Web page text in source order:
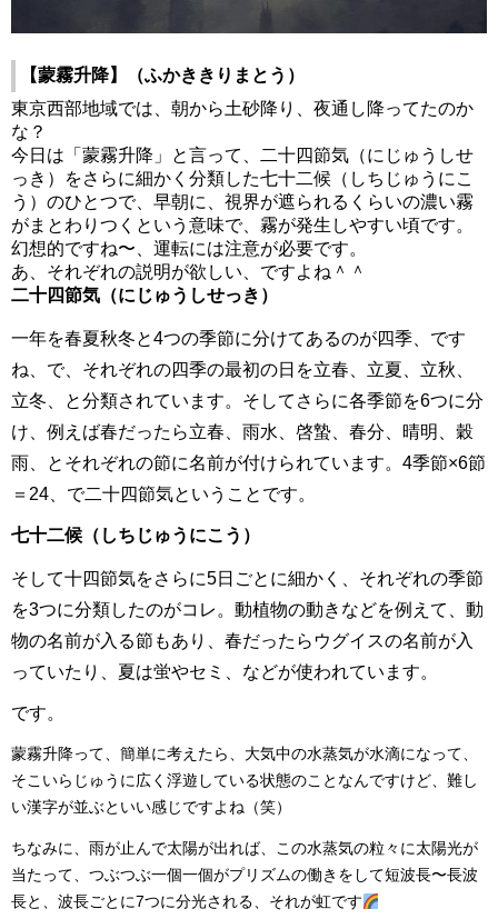
【蒙霧升降】（ふかききりまとう）
東京西部地域では、朝から土砂降り、夜通し降ってたのか
な？
今日は「蒙霧升降」と言って、二十四節気（にじゅうしせ
っき）をさらに細かく分類した七十二候（しちじゅうにこ
う）のひとつで、早朝に、視界が遮られるくらいの濃い霧
がまとわりつくという意味で、霧が発生しやすい頃です。
幻想的ですね〜、運転には注意が必要です。
あ、それぞれの説明が欲しい、ですよね＾＾
二十四節気（にじゅうしせっき）
一年を春夏秋冬と4つの季節に分けてあるのが四季、です
ね、で、それぞれの四季の最初の日を立春、立夏、立秋、
立冬、と分類されています。そしてさらに各季節を6つに分
け、例えば春だったら立春、雨水、啓蟄、春分、晴明、穀
雨、とそれぞれの節に名前が付けられています。4季節×6節
＝24、で二十四節気ということです。
七十二候（しちじゅうにこう）
そして十四節気をさらに5日ごとに細かく、それぞれの季節
を3つに分類したのがコレ。動植物の動きなどを例えて、動
物の名前が入る節もあり、春だったらウグイスの名前が入
っていたり、夏は蛍やセミ、などが使われています。
です。
蒙霧升降って、簡単に考えたら、大気中の水蒸気が水滴になって、
そこいらじゅうに広く浮遊している状態のことなんですけど、難し
い漢字が並ぶといい感じですよね（笑）
ちなみに、雨が止んで太陽が出れば、この水蒸気の粒々に太陽光が
当たって、つぶつぶ一個一個がプリズムの働きをして短波長〜長波
長と、波長ごとに7つに分光される、それが虹です